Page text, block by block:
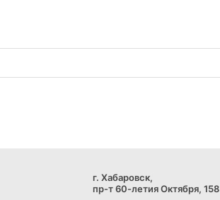
г. Хабаровск,
пр-т 60-летия Октября, 158